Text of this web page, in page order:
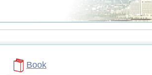
Book